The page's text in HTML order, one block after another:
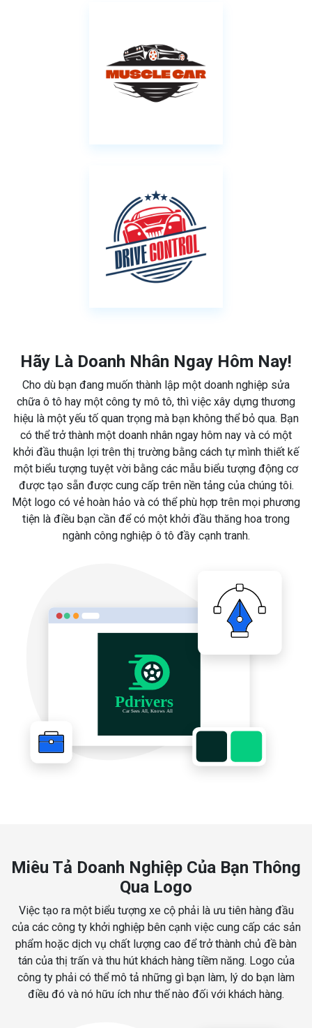
Hãy Là Doanh Nhân Ngay Hôm Nay!
Cho dù bạn đang muốn thành lập một doanh nghiệp sửa
chữa ô tô hay một công ty mô tô, thì việc xây dựng thương
hiệu là một yếu tố quan trọng mà bạn không thể bỏ qua. Bạn
có thể trở thành một doanh nhân ngay hôm nay và có một
khởi đầu thuận lợi trên thị trường bằng cách tự mình thiết kế
một biểu tượng tuyệt vời bằng các mẫu biểu tượng động cơ
được tạo sẵn được cung cấp trên nền tảng của chúng tôi.
Một logo có vẻ hoàn hảo và có thể phù hợp trên mọi phương
tiện là điều bạn cần để có một khởi đầu thăng hoa trong
ngành công nghiệp ô tô đầy cạnh tranh.
Miêu Tả Doanh Nghiệp Của Bạn Thông
Qua Logo
Việc tạo ra một biểu tượng xe cộ phải là ưu tiên hàng đầu
của các công ty khởi nghiệp bên cạnh việc cung cấp các sản
phẩm hoặc dịch vụ chất lượng cao để trở thành chủ đề bàn
tán của thị trấn và thu hút khách hàng tiềm năng. Logo của
công ty phải có thể mô tả những gì bạn làm, lý do bạn làm
điều đó và nó hữu ích như thế nào đối với khách hàng.